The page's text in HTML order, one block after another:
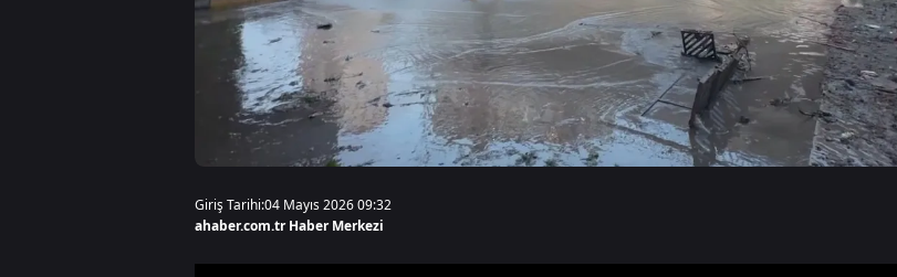
Giriş Tarihi:04 Mayıs 2026 09:32
ahaber.com.tr Haber Merkezi